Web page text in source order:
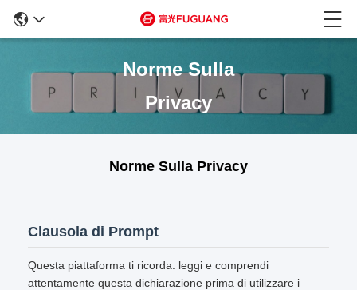
Norme Sulla
Privacy
Norme Sulla Privacy
Clausola di Prompt
Questa piattaforma ti ricorda: leggi e comprendi
attentamente questa dichiarazione prima di utilizzare i